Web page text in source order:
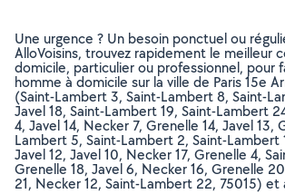
Une urgence ? Un besoin ponctuel ou
AlloVoisins, trouvez rapidement le meilleur
domicile, particulier ou professionnel, pour
homme à domicile sur la ville de Paris 15e
(Saint-Lambert 3, Saint-Lambert 8, Saint-
Javel 18, Saint-Lambert 19, Saint-Lambert
4, Javel 14, Necker 7, Grenelle 14, Javel 13,
Lambert 5, Saint-Lambert 2, Saint-Lambert
Javel 12, Javel 10, Necker 17, Grenelle 4,
Grenelle 18, Javel 6, Necker 16, Grenelle
21, Necker 12, Saint-Lambert 22, 75015) et